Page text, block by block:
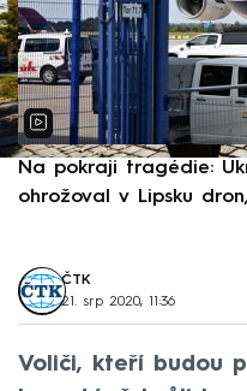
Na pokraji tragédie:
ohrožoval v Lipsku
ČTK
21. srp 2020, 11:36
Voliči, kteří budou